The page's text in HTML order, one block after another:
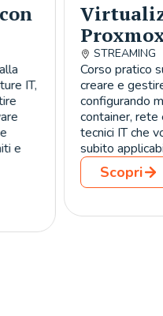
con
VE per
virtualizzati,
ideale per
con
Un
per
nella
low-